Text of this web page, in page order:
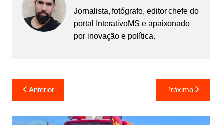
Jornalista, fotógrafo, editor chefe do
portal InterativoMS e apaixonado
por inovação e política.
Navegação
de
Post
Anterior Próximo